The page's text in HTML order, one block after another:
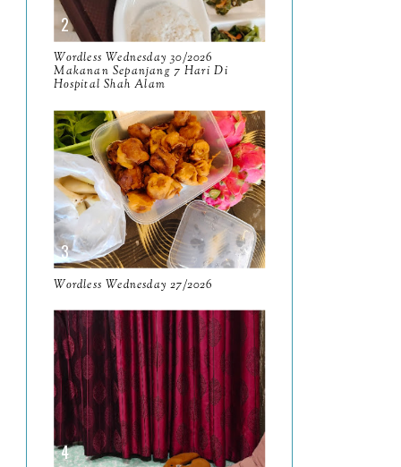
April
March11
February
January14
2024130
December19
November12
October
September13
August9
July 12
June
May11
Wordless Wednesday 30/2026
Makanan Sepanjang 7 Hari Di
Hospital Shah Alam
Wordless Wednesday 27/2026